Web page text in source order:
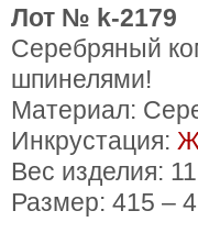
Лот № k-2179
Серебряный
шпинелями!
Материал:
Инкрустация:
Вес изделия:
Размер: 415 –